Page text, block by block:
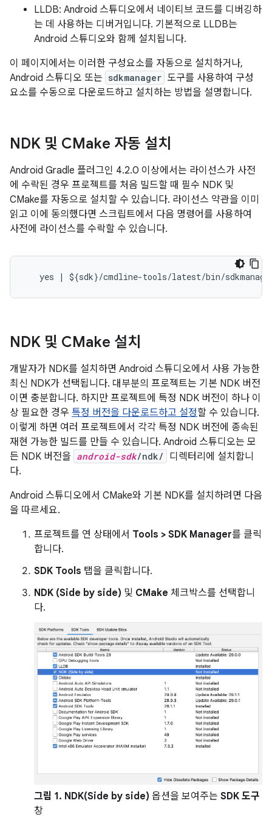
LLDB: Android 스튜디오에서 네이티브 코드를 디버깅하
는 데 사용하는 디버거입니다. 기본적으로 LLDB는
Android 스튜디오와 함께 설치됩니다.
이 페이지에서는 이러한 구성요소를 자동으로 설치하거나,
Android 스튜디오 또는 sdkmanager 도구를 사용하여 구성
요소를 수동으로 다운로드하고 설치하는 방법을 설명합니다.
NDK 및 CMake 자동 설치
Android Gradle 플러그인 4.2.0 이상에서는 라이선스가 사전
에 수락된 경우 프로젝트를 처음 빌드할 때 필수 NDK 및
CMake를 자동으로 설치할 수 있습니다. 라이선스 약관을 이미
읽고 이에 동의했다면 스크립트에서 다음 명령어를 사용하여
사전에 라이선스를 수락할 수 있습니다.
NDK 및 CMake 설치
개발자가 NDK를 설치하면 Android 스튜디오에서 사용 가능한
최신 NDK가 선택됩니다. 대부분의 프로젝트는 기본 NDK 버전
이면 충분합니다. 하지만 프로젝트에 특정 NDK 버전이 하나 이
상 필요한 경우 특정 버전을 다운로드하고 설정할 수 있습니다.
이렇게 하면 여러 프로젝트에서 각각 특정 NDK 버전에 종속된
재현 가능한 빌드를 만들 수 있습니다. Android 스튜디오는 모
든 NDK 버전을 android-sdk/ndk/
디렉터리에 설치합니
다.
Android 스튜디오에서 CMake와 기본 NDK를 설치하려면 다음
을 따르세요.
프로젝트를 연 상태에서 Tools > SDK Manager를 클릭
합니다.
SDK Tools 탭을 클릭합니다.
NDK (Side by side) 및 CMake 체크박스를 선택합니
다.
그림 1. NDK(Side by side) 옵션을 보여주는 SDK 도구
창